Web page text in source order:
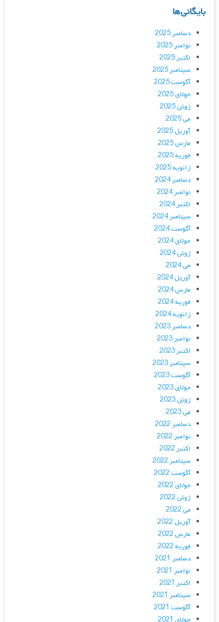
بایگانی‌ها
دسامبر 2025
نوامبر 2025
اکتبر 2025
سپتامبر 2025
آگوست 2025
جولای 2025
ژوئن 2025
می 2025
آوریل 2025
مارس 2025
فوریه 2025
ژانویه 2025
دسامبر 2024
نوامبر 2024
اکتبر 2024
سپتامبر 2024
آگوست 2024
جولای 2024
ژوئن 2024
می 2024
آوریل 2024
مارس 2024
فوریه 2024
ژانویه 2024
دسامبر 2023
نوامبر 2023
اکتبر 2023
سپتامبر 2023
آگوست 2023
جولای 2023
ژوئن 2023
می 2023
دسامبر 2022
نوامبر 2022
اکتبر 2022
سپتامبر 2022
آگوست 2022
جولای 2022
ژوئن 2022
می 2022
آوریل 2022
مارس 2022
فوریه 2022
دسامبر 2021
نوامبر 2021
اکتبر 2021
سپتامبر 2021
آگوست 2021